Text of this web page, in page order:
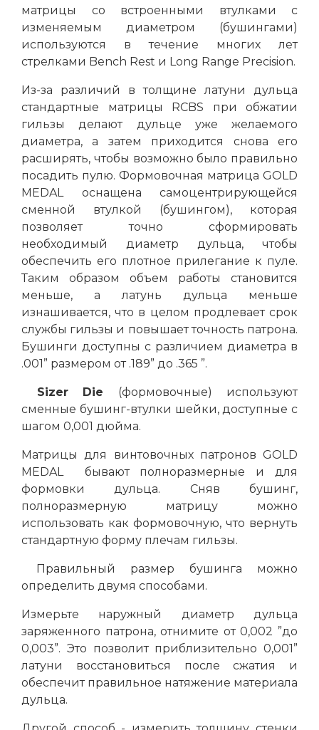
матрицы со встроенными втулками с
изменяемым диаметром (бушингами)
используются в течение многих лет
стрелками Bench Rest и Long Range Precision.
Из-за различий в толщине латуни дульца
стандартные матрицы RCBS при обжатии
гильзы делают дульце уже желаемого
диаметра, а затем приходится снова его
расширять, чтобы возможно было правильно
посадить пулю. Формовочная матрица GOLD
MEDAL оснащена самоцентрирующейся
сменной втулкой (бушингом), которая
позволяет точно сформировать
необходимый диаметр дульца, чтобы
обеспечить его плотное прилегание к пуле.
Таким образом объем работы становится
меньше, а латунь дульца меньше
изнашивается, что в целом продлевает срок
службы гильзы и повышает точность патрона.
Бушинги доступны с различием диаметра в
.001” размером от .189” до .365 ”.
Sizer Die (формовочные) используют
сменные бушинг-втулки шейки, доступные с
шагом 0,001 дюйма.
Матрицы для винтовочных патронов GOLD
MEDAL бывают полноразмерные и для
формовки дульца. Сняв бушинг,
полноразмерную матрицу можно
использовать как формовочную, что вернуть
стандартную форму плечам гильзы.
Правильный размер бушинга можно
определить двумя способами.
Измерьте наружный диаметр дульца
заряженного патрона, отнимите от 0,002 ”до
0,003”. Это позволит приблизительно 0,001”
латуни восстановиться после сжатия и
обеспечит правильное натяжение материала
дульца.